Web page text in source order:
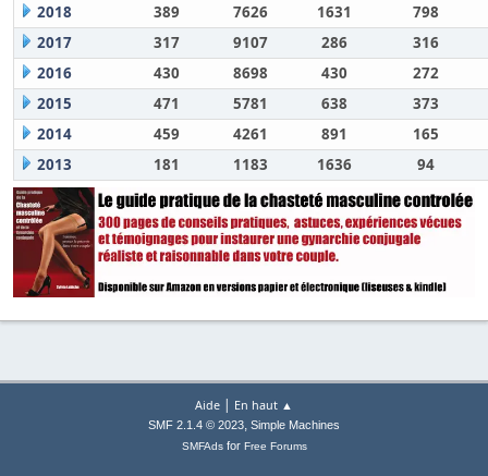
2018
389 7626 1631
798
2017
317 9107 286
316
2016
430 8698 430
272
2015
471 5781 638
373
2014
459 4261 891
165
2013
181 1183 1636 94
Aide | En haut ▲
SMF 2.1.4 © 2023, Simple Machines
SMFAdsfor Free Forums